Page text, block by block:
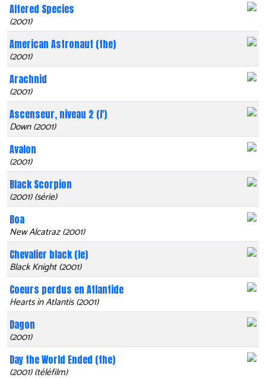
Altered Species
(2001)
American Astronaut (the)
(2001)
Arachnid
(2001)
Ascenseur, niveau 2 (l')
Down (2001)
Avalon
(2001)
Black Scorpion
(2001) (série)
Boa
New Alcatraz (2001)
Chevalier black (le)
Black Knight (2001)
Coeurs perdus en Atlantide
Hearts in Atlantis (2001)
Dagon
(2001)
Day the World Ended (the)
(2001) (téléfilm)